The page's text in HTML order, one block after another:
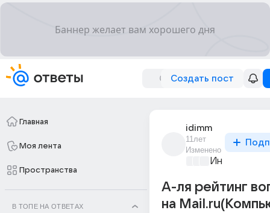
Создать пост
Главная
Моя лента
Пространства
В ТОПЕ НА ОТВЕТАХ
idimm
11лет
Изменено
А-ля рейтинг
на